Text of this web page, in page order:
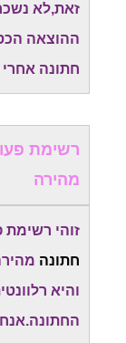
זאת,לא
ההוצאה
חתונה
רשימת
מהירה
זוהי רשימת
חתונה
והיא